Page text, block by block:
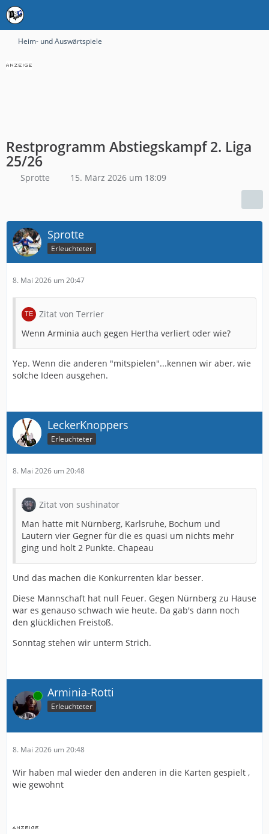
Heim- und Auswärtspiele
Restprogramm Abstiegskampf 2. Liga
25/26
Sprotte 15. März 2026 um 18:09
Sprotte
Erleuchteter
8. Mai 2026 um 20:47
Zitat von Terrier
Wenn Arminia auch gegen Hertha verliert oder wie?
Yep. Wenn die anderen "mitspielen"...kennen wir aber, wie
solche Ideen ausgehen.
LeckerKnoppers
Erleuchteter
8. Mai 2026 um 20:48
Zitat von sushinator
Man hatte mit Nürnberg, Karlsruhe, Bochum und
Lautern vier Gegner für die es quasi um nichts mehr
ging und holt 2 Punkte. Chapeau
Und das machen die Konkurrenten klar besser.
Diese Mannschaft hat null Feuer. Gegen Nürnberg zu Hause
war es genauso schwach wie heute. Da gab's dann noch
den glücklichen Freistoß.
Sonntag stehen wir unterm Strich.
Online Arminia-Rotti
Erleuchteter
8. Mai 2026 um 20:48
Wir haben mal wieder den anderen in die Karten gespielt ,
wie gewohnt